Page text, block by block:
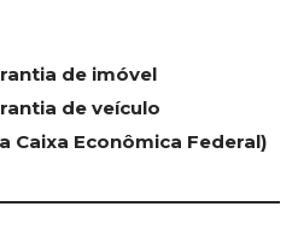
de imóvel
de veículo
Caixa Econômica Federal)